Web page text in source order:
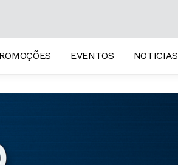
EVENTOS NOTICIAS